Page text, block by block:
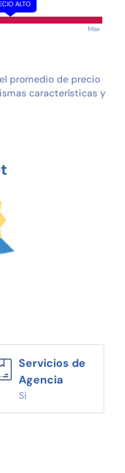
ALTO
Max
promedio de precio
características y
Servicios de
Agencia
Si